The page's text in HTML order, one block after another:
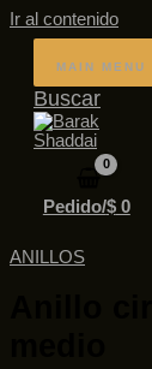
Ir al contenido
MAIN MENU
Buscar
Pedido/$0
ANILLOS